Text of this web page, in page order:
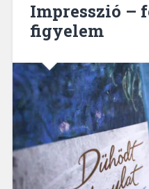
Impresszió –
figyelem